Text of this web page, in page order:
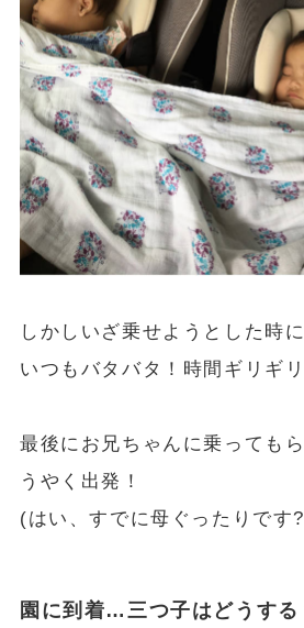
しかしいざ乗せようとした時
いつもバタバタ！時間ギリギ
最後にお兄ちゃんに乗っても
うやく出発！
(はい、すでに母ぐったりです
園に到着…三つ子はどうする